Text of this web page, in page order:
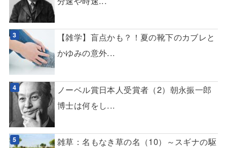
【雑学】盲点かも？！夏の靴下のカブレと
かゆみの意外...
ノーベル賞日本人受賞者（2）朝永振一郎
博士は何をし...
雑草：名もなき草の名（10）～スギナの駆